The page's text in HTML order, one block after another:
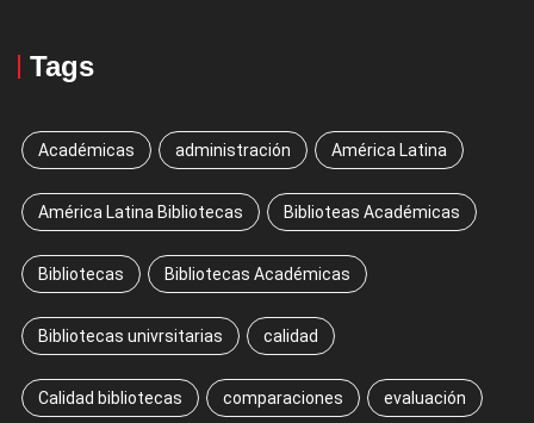
Tags
Académicas administración América Latina
América Latina Bibliotecas Biblioteas Académicas
Bibliotecas Bibliotecas Académicas
Bibliotecas univrsitarias calidad
Calidad bibliotecas comparaciones evaluación